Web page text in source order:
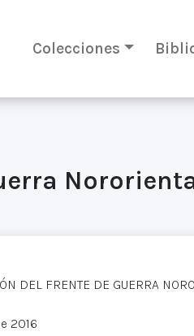
Colecciones
DEL FRENTE DE GUERRA
2016